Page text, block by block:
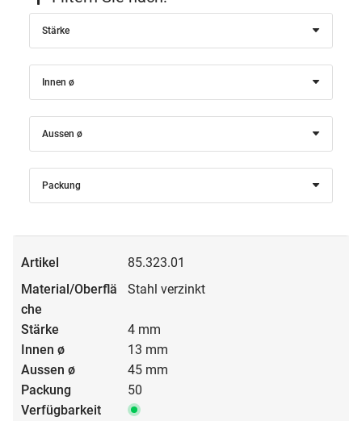
Stärke
Innen ø
Aussen ø
Packung
85.323.01
Stahl verzinkt
4 mm
13 mm
45 mm
50